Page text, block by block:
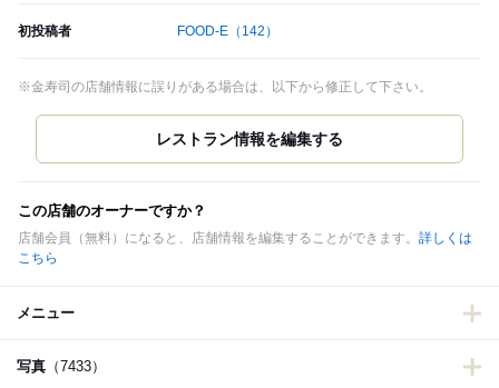
初投稿者 FOOD-E （142）
※金寿司の店舗情報に誤りがある場合は、以下から修正して下さい。
この店舗のオーナーですか？
店舗会員（無料）になると、店舗情報を編集することができます。 詳しくは
こちら
メニュー
写真 （7433）